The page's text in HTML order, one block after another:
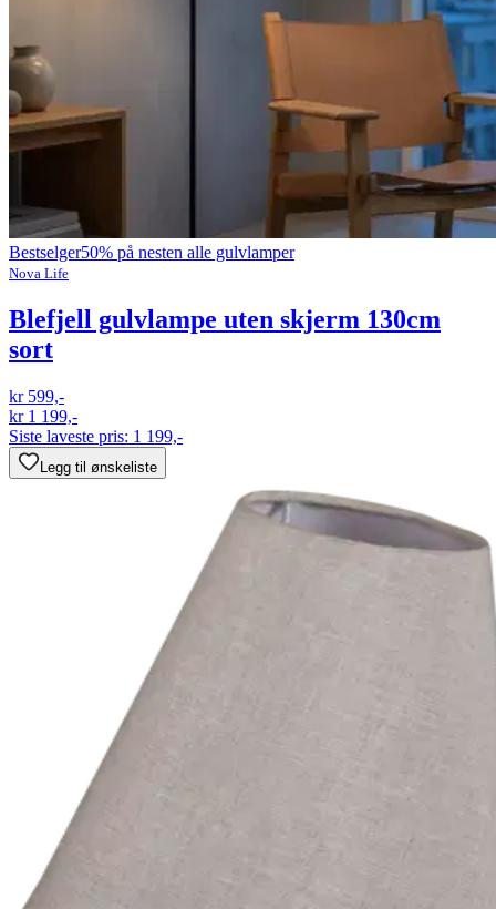
Bestselger50% på nesten alle gulvlamper
Nova Life
Blefjell gulvlampe uten skjerm 130cm
sort
kr 599,-
kr 1 199,-
Siste laveste pris: 1 199,-
Legg til ønskeliste